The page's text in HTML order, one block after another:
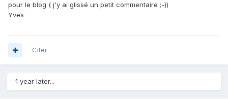
pour le blog ( j'y ai glissé un petit commentaire ;-))
Yves
Citer
1 year later...